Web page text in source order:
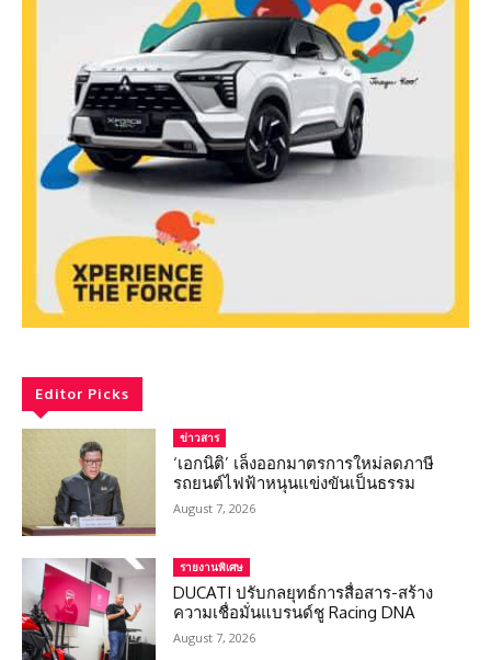
Editor Picks
ข่าวสาร
‘เอกนิติ’ เล็งออกมาตรการใหม่ลดภาษี
รถยนต์ไฟฟ้าหนุนแข่งขันเป็นธรรม
August 7, 2026
รายงานพิเศษ
DUCATI ปรับกลยุทธ์การสื่อสาร-สร้าง
ความเชื่อมั่นแบรนด์ชู Racing DNA
August 7, 2026